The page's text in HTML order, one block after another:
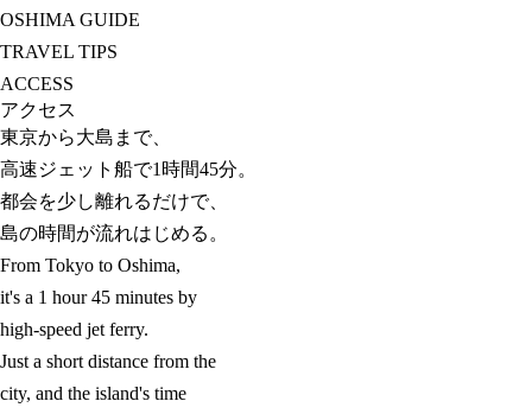
OSHIMA GUIDE
TRAVEL TIPS
ACCESS
アクセス
東京から大島まで、
高速ジェット船で1時間45分。
都会を少し離れるだけで、
島の時間が流れはじめる。
From Tokyo to Oshima,
it's a 1 hour 45 minutes by
high-speed jet ferry.
Just a short distance from the
city, and the island's time